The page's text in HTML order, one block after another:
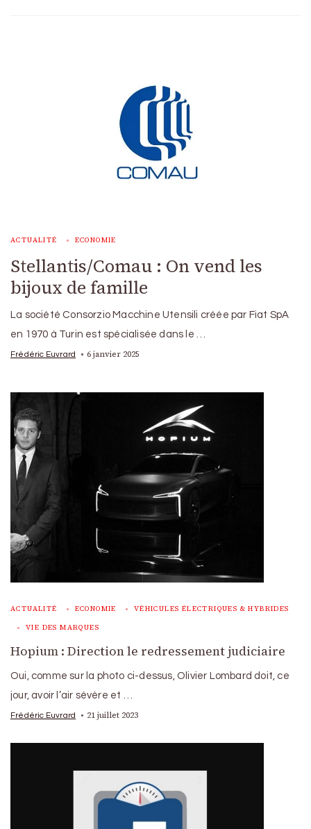
ACTUALITÉ ECONOMIE
Stellantis/Comau : On vend les
bijoux de famille
La société Consorzio Macchine Utensili créée par Fiat SpA
en 1970 à Turin est spécialisée dans le …
Frédéric Euvrard 6 janvier 2025
ACTUALITÉ ECONOMIE VÉHICULES ÉLECTRIQUES & HYBRIDES
VIE DES MARQUES
Hopium : Direction le redressement judiciaire
Oui, comme sur la photo ci-dessus, Olivier Lombard doit, ce
jour, avoir l’air sévère et …
Frédéric Euvrard 21 juillet 2023